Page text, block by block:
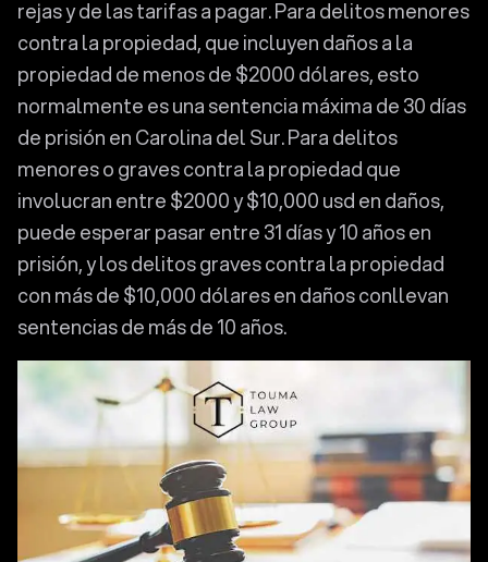
rejas y de las tarifas a pagar. Para delitos menores
contra la propiedad, que incluyen daños a la
propiedad de menos de $2000 dólares, esto
normalmente es una sentencia máxima de 30 días
de prisión en Carolina del Sur. Para delitos
menores o graves contra la propiedad que
involucran entre $2000 y $10,000 usd en daños,
puede esperar pasar entre 31 días y 10 años en
prisión, y los delitos graves contra la propiedad
con más de $10,000 dólares en daños conllevan
sentencias de más de 10 años.